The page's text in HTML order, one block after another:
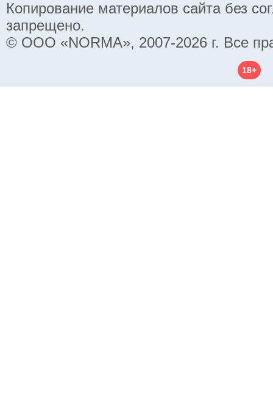
Копирование материалов сайта без
запрещено.
© ООО «NORMA», 2007-2026 г. Все
18+